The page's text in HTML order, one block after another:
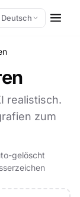
Deutsch
realistisch.
zum
gelöscht